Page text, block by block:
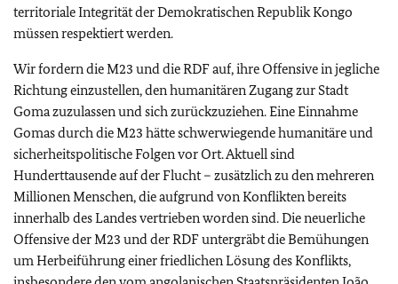
territoriale Integrität der Demokratischen Republik Kongo
müssen respektiert werden.
Wir fordern die M23 und die RDF auf, ihre Offensive in jegliche
Richtung einzustellen, den humanitären Zugang zur Stadt
Goma zuzulassen und sich zurückzuziehen. Eine Einnahme
Gomas durch die M23 hätte schwerwiegende humanitäre und
sicherheitspolitische Folgen vor Ort. Aktuell sind
Hunderttausende auf der Flucht – zusätzlich zu den mehreren
Millionen Menschen, die aufgrund von Konflikten bereits
innerhalb des Landes vertrieben worden sind. Die neuerliche
Offensive der M23 und der RDF untergräbt die Bemühungen
um Herbeiführung einer friedlichen Lösung des Konflikts,